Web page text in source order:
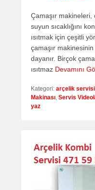
Çamaşır makineleri,
suyun sıcaklığını
ısıtmak için çeşitli
çamaşır
dayanır. Birçok
ısıtmaz Devamını
Kategori: arçelik servisi
Makinası, Servis
yaz